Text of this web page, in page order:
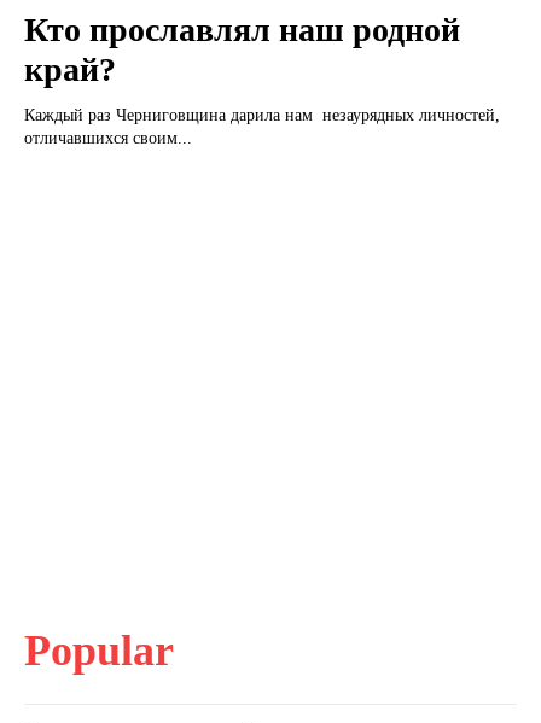
Кто прославлял наш родной
край?
Каждый раз Черниговщина дарила нам незаурядных личностей,
отличавшихся своим...
Popular